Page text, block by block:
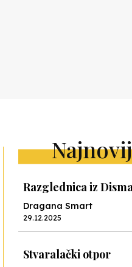
Razglednica iz
Dragana Smart
29.12.2025
Stvaralački otpor